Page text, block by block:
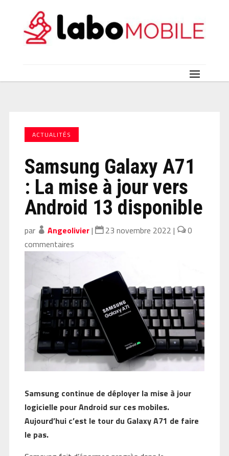
ACTUALITÉS
Samsung Galaxy A71
: La mise à jour vers
Android 13 disponible
par Angeolivier| 23 novembre 2022 |
0
commentaires
Samsung continue de déployer la mise à jour
logicielle pour Android sur ces mobiles.
Aujourd’hui c’est le tour du Galaxy A71 de faire
le pas.